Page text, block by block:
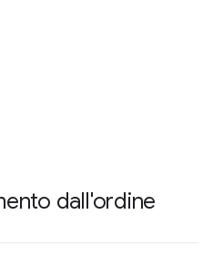
dall'ordine